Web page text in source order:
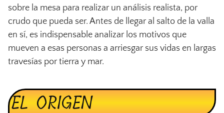
sobre la mesa para realizar un análisis realista, por
crudo que pueda ser. Antes de llegar al salto de la valla
en sí, es indispensable analizar los motivos que
mueven a esas personas a arriesgar sus vidas en largas
travesías por tierra y mar.
EL ORIGEN